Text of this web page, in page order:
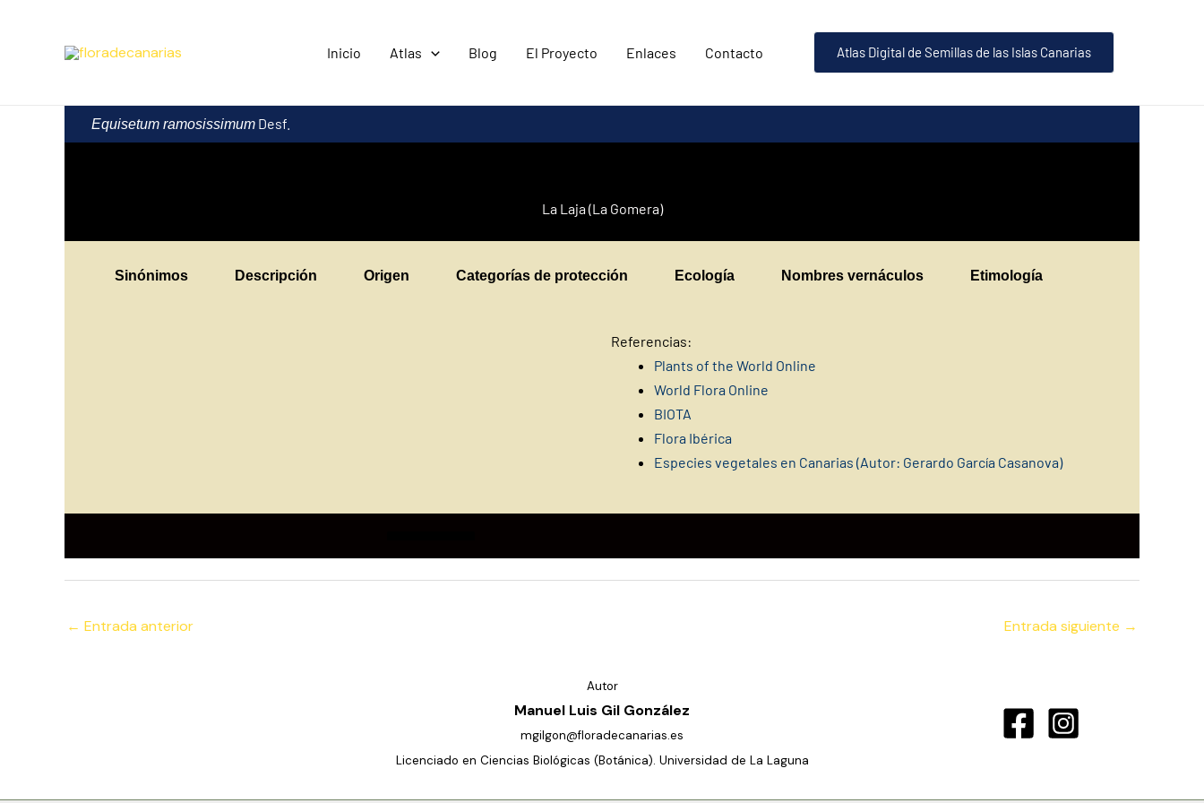
contenido
Inicio Atlas Blog El Proyecto Enlaces Contacto Atlas Digital de Semillas de las Islas Canarias
Equisetum ramosissimum Desf.
La Laja (La Gomera)
Sinónimos Descripción Origen Categorías de protección Ecología Nombres vernáculos Etimología
Referencias:
Plants of the World Online
World Flora Online
BIOTA
Flora Ibérica
Especies vegetales en Canarias (Autor: Gerardo García Casanova)
← Entrada anterior Entrada siguiente →
Autor
Manuel Luis Gil González
mgilgon@floradecanarias.es
Licenciado en Ciencias Biológicas (Botánica). Universidad de La Laguna